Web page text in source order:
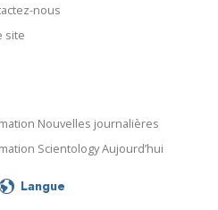
nous
site
Nouvelles journalières
Scientology Aujourd’hui
Langue